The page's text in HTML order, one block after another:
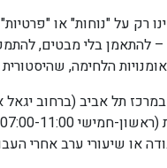
רק על "נוחות" או
– להתאמן בלי מבטים,
הלחימה,
או שיעורי ערב אחרי